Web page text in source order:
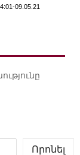
09.05.21
Որոնել